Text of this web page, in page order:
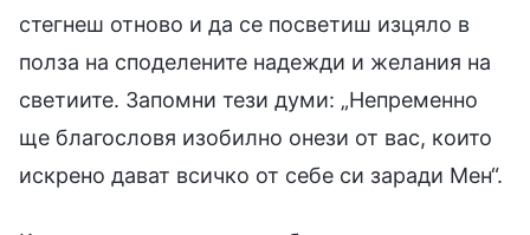
стегнеш отново и да се посветиш изцяло в
полза на споделените надежди и желания на
светиите. Запомни тези думи: „Непременно
ще благословя изобилно онези от вас, които
искрено дават всичко от себе си заради Мен“.